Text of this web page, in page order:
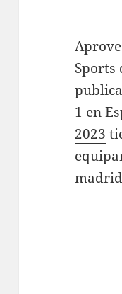
Sports
1 en
2023